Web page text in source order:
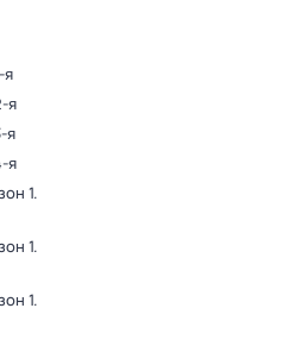
я
я
я
я
1.
1.
1.